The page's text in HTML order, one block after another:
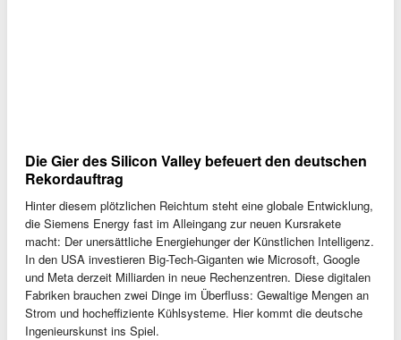
Die Gier des Silicon Valley befeuert den deutschen
Rekordauftrag
Hinter diesem plötzlichen Reichtum steht eine globale Entwicklung,
die Siemens Energy fast im Alleingang zur neuen Kursrakete
macht: Der unersättliche Energiehunger der Künstlichen Intelligenz.
In den USA investieren Big-Tech-Giganten wie Microsoft, Google
und Meta derzeit Milliarden in neue Rechenzentren. Diese digitalen
Fabriken brauchen zwei Dinge im Überfluss: Gewaltige Mengen an
Strom und hocheffiziente Kühlsysteme. Hier kommt die deutsche
Ingenieurskunst ins Spiel.